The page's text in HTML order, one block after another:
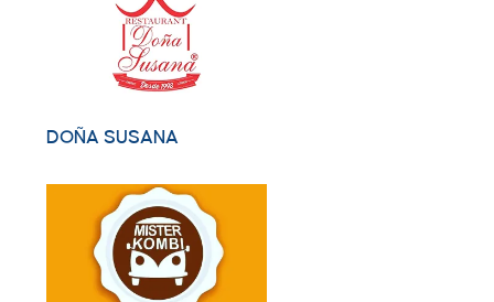
DOÑA SUSANA